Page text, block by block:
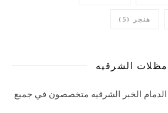
هنجر (5)
مظلات الشرقيه
الخبر الشرقيه متخصصون في جميع